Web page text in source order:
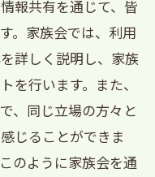
報共有を通じて、皆
。家族会では、利用
詳しく説明し、家族
を行います。また、
、同じ立場の方々と
じることができま
のように家族会を通